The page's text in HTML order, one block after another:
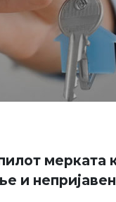
мерката
и